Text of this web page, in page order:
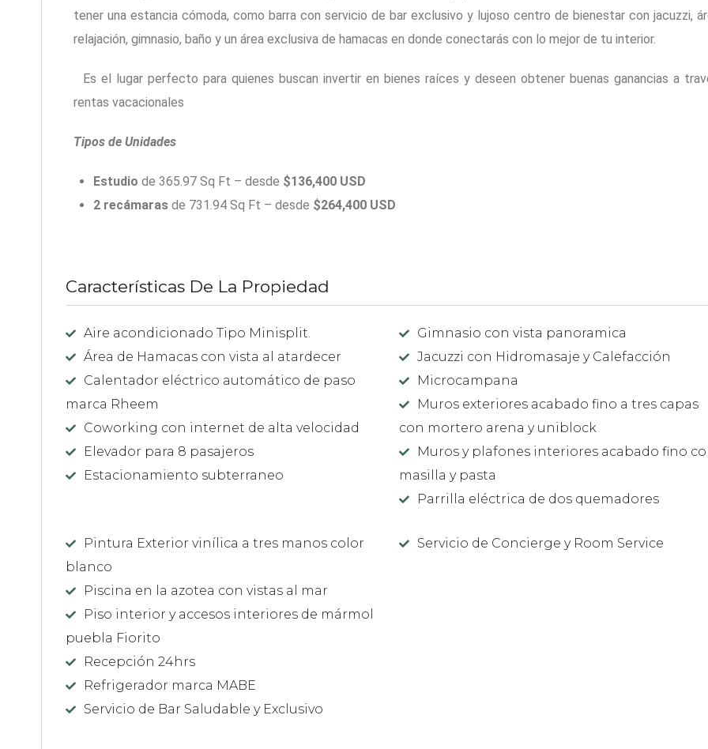
tener una estancia cómoda, como barra con servicio de bar exclusivo y lujoso centro de bienestar con jacuzzi,
relajación, gimnasio, baño y un área exclusiva de hamacas en donde conectarás con lo mejor de tu interior.
Es el lugar perfecto para quienes buscan invertir en bienes raíces y deseen obtener buenas ganancias a
rentas vacacionales
Tipos de Unidades
Estudiode 365.97 Sq Ft – desde $136,400 USD
2 recámarasde 731.94 Sq Ft – desde $264,400 USD
Características De La Propiedad
Aire acondicionado Tipo Minisplit.
Área de Hamacas con vista al atardecer
Calentador eléctrico automático de paso
marca Rheem
Coworking con internet de alta velocidad
Elevador para 8 pasajeros
Estacionamiento subterraneo
Gimnasio con vista panoramica
Jacuzzi con Hidromasaje y Calefacción
Microcampana
Muros exteriores acabado fino a tres capas
con mortero arena y uniblock
Muros y plafones interiores acabado fino
masilla y pasta
Parrilla eléctrica de dos quemadores
Pintura Exterior vinílica a tres manos color
blanco
Piscina en la azotea con vistas al mar
Piso interior y accesos interiores de mármol
puebla Fiorito
Recepción 24hrs
Refrigerador marca MABE
Servicio de Bar Saludable y Exclusivo
Servicio de Concierge y Room Service